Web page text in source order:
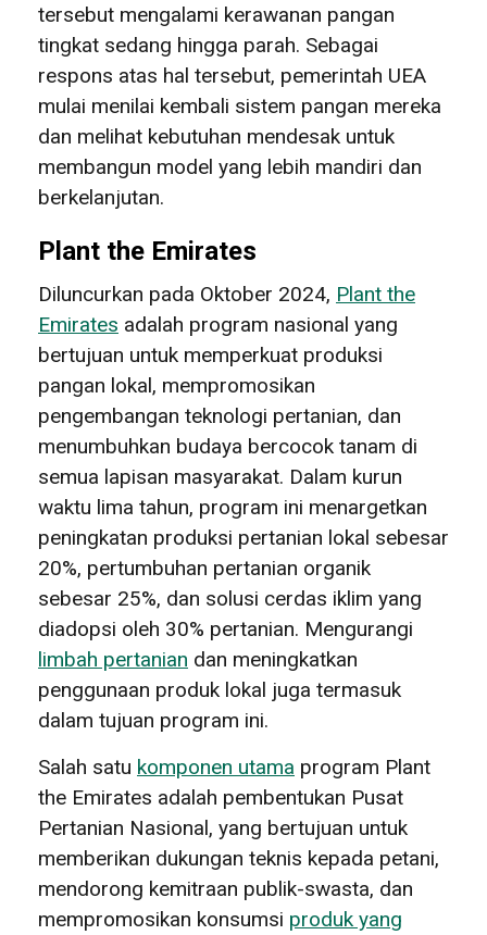
tersebut mengalami kerawanan pangan
tingkat sedang hingga parah. Sebagai
respons atas hal tersebut, pemerintah UEA
mulai menilai kembali sistem pangan mereka
dan melihat kebutuhan mendesak untuk
membangun model yang lebih mandiri dan
berkelanjutan.
Plant the Emirates
Diluncurkan pada Oktober 2024, Plant the
Emirates adalah program nasional yang
bertujuan untuk memperkuat produksi
pangan lokal, mempromosikan
pengembangan teknologi pertanian, dan
menumbuhkan budaya bercocok tanam di
semua lapisan masyarakat. Dalam kurun
waktu lima tahun, program ini menargetkan
peningkatan produksi pertanian lokal sebesar
20%, pertumbuhan pertanian organik
sebesar 25%, dan solusi cerdas iklim yang
diadopsi oleh 30% pertanian. Mengurangi
limbah pertanian dan meningkatkan
penggunaan produk lokal juga termasuk
dalam tujuan program ini.
Salah satu komponen utama program Plant
the Emirates adalah pembentukan Pusat
Pertanian Nasional, yang bertujuan untuk
memberikan dukungan teknis kepada petani,
mendorong kemitraan publik-swasta, dan
mempromosikan konsumsi produk yang